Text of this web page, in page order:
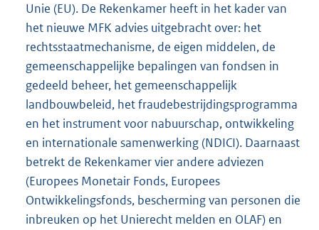
Unie (EU). De Rekenkamer heeft in het kader van
het nieuwe MFK advies uitgebracht over: het
rechtsstaatmechanisme, de eigen middelen, de
gemeenschappelijke bepalingen van fondsen in
gedeeld beheer, het gemeenschappelijk
landbouwbeleid, het fraudebestrijdingsprogramma
en het instrument voor nabuurschap, ontwikkeling
en internationale samenwerking (NDICI). Daarnaast
betrekt de Rekenkamer vier andere adviezen
(Europees Monetair Fonds, Europees
Ontwikkelingsfonds, bescherming van personen die
inbreuken op het Unierecht melden en OLAF) en